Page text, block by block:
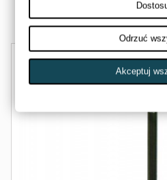
Odrzuć
Akceptuj